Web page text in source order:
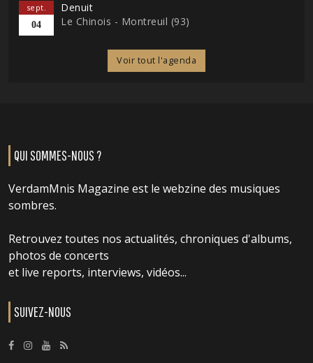
sept.
04
Denuit
Le Chinois - Montreuil (93)
Voir tout l'agenda
QUI SOMMES-NOUS ?
VerdamMnis Magazine est le webzine des musiques
sombres.
Retrouvez toutes nos actualités, chroniques d'albums,
photos de concerts
et live reports, interviews, vidéos...
SUIVEZ-NOUS